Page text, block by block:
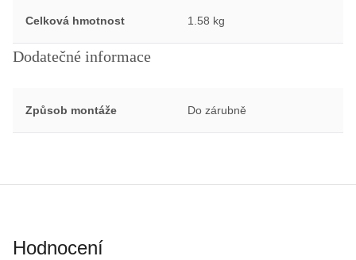
Celková hmotnost 1.58 kg
Dodatečné informace
Způsob montáže Do zárubně
Hodnocení